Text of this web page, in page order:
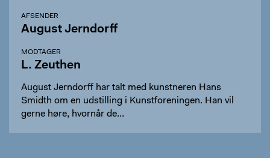
AFSENDER
August Jerndorff
MODTAGER
L. Zeuthen
August Jerndorff har talt med kunstneren Hans
Smidth om en udstilling i Kunstforeningen. Han vil
gerne høre, hvornår de…